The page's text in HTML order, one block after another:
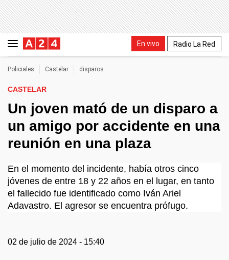
En vivo Radio La Red
Policiales Castelar disparos
CASTELAR
Un joven mató de un disparo a
un amigo por accidente en una
reunión en una plaza
En el momento del incidente, había otros cinco
jóvenes de entre 18 y 22 años en el lugar, en tanto
el fallecido fue identificado como Iván Ariel
Adavastro. El agresor se encuentra prófugo.
02 de julio de 2024 - 15:40